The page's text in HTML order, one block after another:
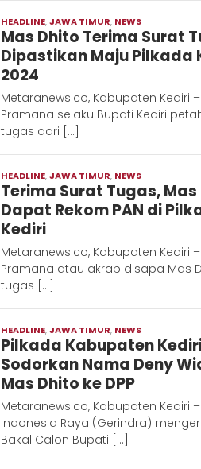
HEADLINE,JAWA TIMUR, NEWS
Hadi
Mas Dhito Terima Surat
Dipastikan Maju Pilkada
2024
Metaranews.co, Kabupaten Kediri
Pramana selaku Bupati Kediri
tugas dari […]
HEADLINE,JAWA TIMUR, NEWS
Hadi
Terima Surat Tugas,
Dapat Rekom PAN di
Kediri
Metaranews.co, Kabupaten Kediri
Pramana atau akrab disapa Mas
tugas […]
HEADLINE,JAWA TIMUR, NEWS
Hadi
Pilkada Kabupaten
Sodorkan Nama Deny
Mas Dhito ke DPP
Metaranews.co, Kabupaten Kediri
Indonesia Raya (Gerindra)
Bakal Calon Bupati […]